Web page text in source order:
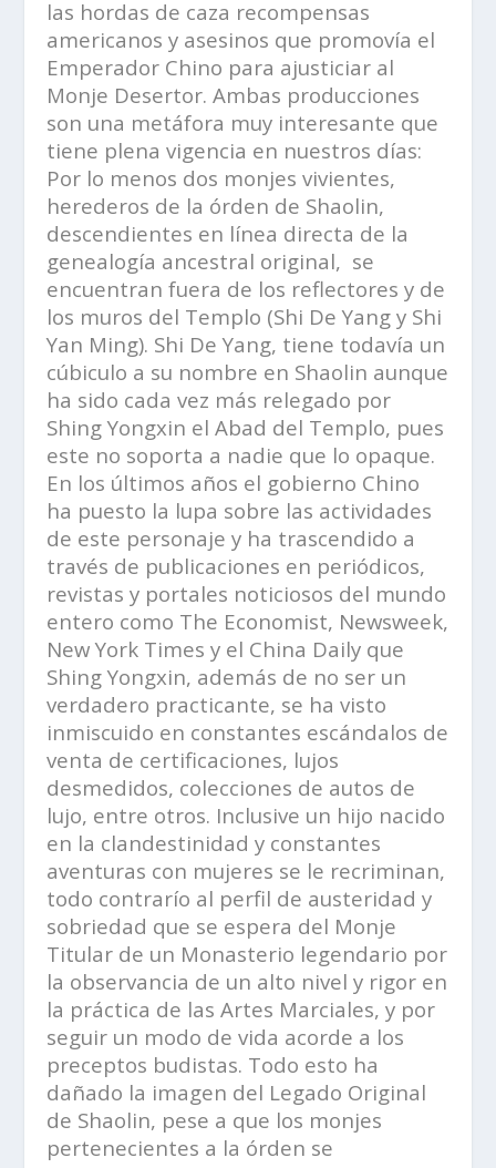
las hordas de caza recompensas
americanos y asesinos que promovía el
Emperador Chino para ajusticiar al
Monje Desertor. Ambas producciones
son una metáfora muy interesante que
tiene plena vigencia en nuestros días:
Por lo menos dos monjes vivientes,
herederos de la órden de Shaolin,
descendientes en línea directa de la
genealogía ancestral original, se
encuentran fuera de los reflectores y de
los muros del Templo (Shi De Yang y Shi
Yan Ming). Shi De Yang, tiene todavía un
cúbiculo a su nombre en Shaolin aunque
ha sido cada vez más relegado por
Shing Yongxin el Abad del Templo, pues
este no soporta a nadie que lo opaque.
En los últimos años el gobierno Chino
ha puesto la lupa sobre las actividades
de este personaje y ha trascendido a
través de publicaciones en periódicos,
revistas y portales noticiosos del mundo
entero como The Economist, Newsweek,
New York Times y el China Daily que
Shing Yongxin, además de no ser un
verdadero practicante, se ha visto
inmiscuido en constantes escándalos de
venta de certificaciones, lujos
desmedidos, colecciones de autos de
lujo, entre otros. Inclusive un hijo nacido
en la clandestinidad y constantes
aventuras con mujeres se le recriminan,
todo contrarío al perfil de austeridad y
sobriedad que se espera del Monje
Titular de un Monasterio legendario por
la observancia de un alto nivel y rigor en
la práctica de las Artes Marciales, y por
seguir un modo de vida acorde a los
preceptos budistas. Todo esto ha
dañado la imagen del Legado Original
de Shaolin, pese a que los monjes
pertenecientes a la órden se